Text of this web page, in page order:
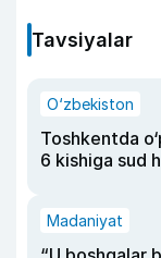
Tavsiyalar
O‘zbekiston
Toshkentda
6 kishiga sud
Madaniyat